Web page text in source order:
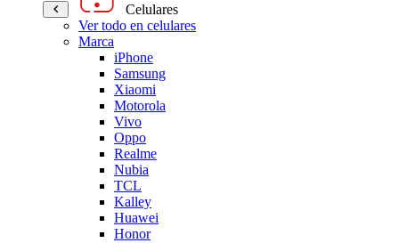
Celulares
Ver todo en celulares
Marca
iPhone
Samsung
Xiaomi
Motorola
Vivo
Oppo
Realme
Nubia
TCL
Kalley
Huawei
Honor